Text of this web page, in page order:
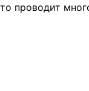
проводит